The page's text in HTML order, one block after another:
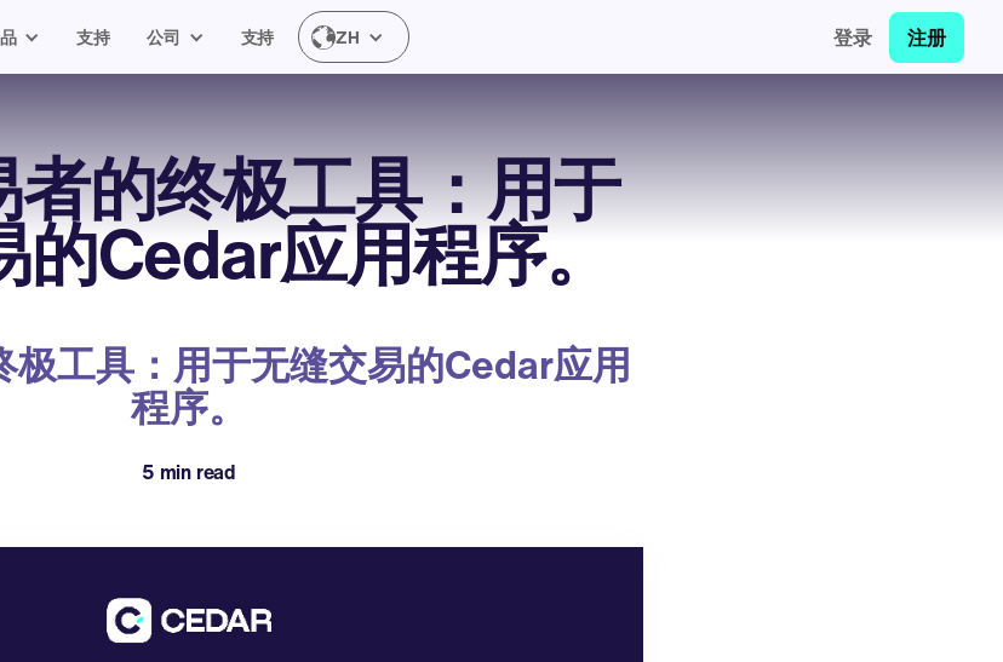
支持 公司 支持 ZH 登录 注册
的终极工具：用于
的Cedar应用程序。
极工具：用于无缝交易的Cedar应用
程序。
5 min read